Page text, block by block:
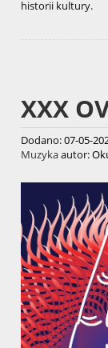
historii kultury.
XXX
Dodano:07-05-
Muzykaautor: